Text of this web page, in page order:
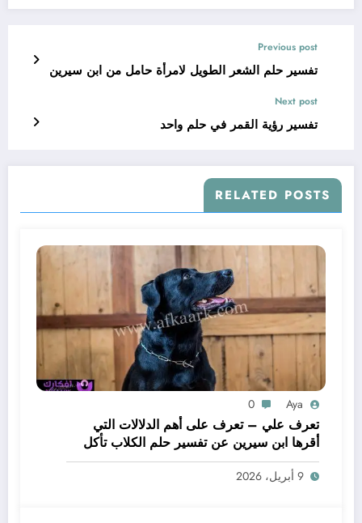
Previous post
تفسير حلم الشعر الطويل لامرأة حامل من ابن سيرين
Next post
تفسير رؤية القمر في حلم واحد
RELATED POSTS
Aya
0
تعرف علي – تعرف على أهم الدلالات التي
أقرها ابن سيرين عن تفسير حلم الكلاب تأكل
لحم – بالتفصيل
9 أبريل، 2026